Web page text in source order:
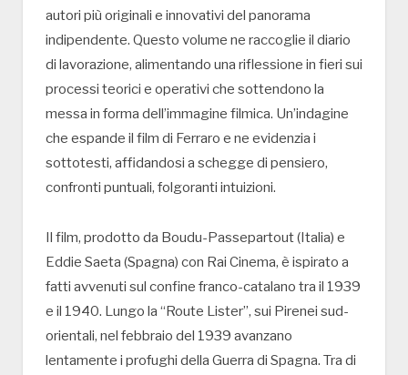
autori più originali e innovativi del panorama
indipendente. Questo volume ne raccoglie il diario
di lavorazione, alimentando una riflessione in fieri sui
processi teorici e operativi che sottendono la
messa in forma dell’immagine filmica. Un’indagine
che espande il film di Ferraro e ne evidenzia i
sottotesti, affidandosi a schegge di pensiero,
confronti puntuali, folgoranti intuizioni.
Il film, prodotto da Boudu-Passepartout (Italia) e
Eddie Saeta (Spagna) con Rai Cinema, è ispirato a
fatti avvenuti sul confine franco-catalano tra il 1939
e il 1940. Lungo la “Route Lister”, sui Pirenei sud-
orientali, nel febbraio del 1939 avanzano
lentamente i profughi della Guerra di Spagna. Tra di